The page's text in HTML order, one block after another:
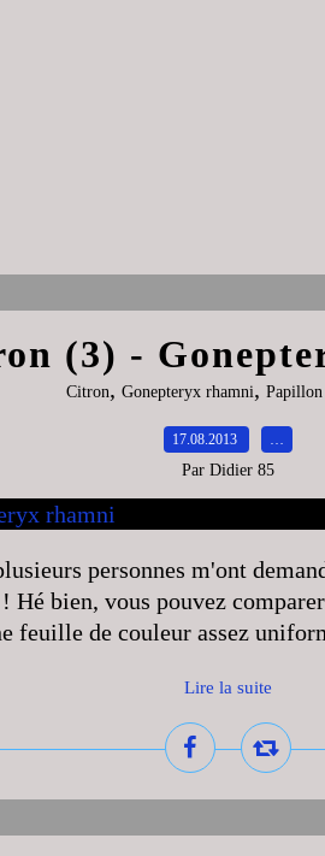
(3) -
Citron, Gonepteryx rhamni,
17.08.2013 …
Par Didier 85
personnes m'ont
Hé bien, vous pouvez
feuille de couleur assez
Lire la suite